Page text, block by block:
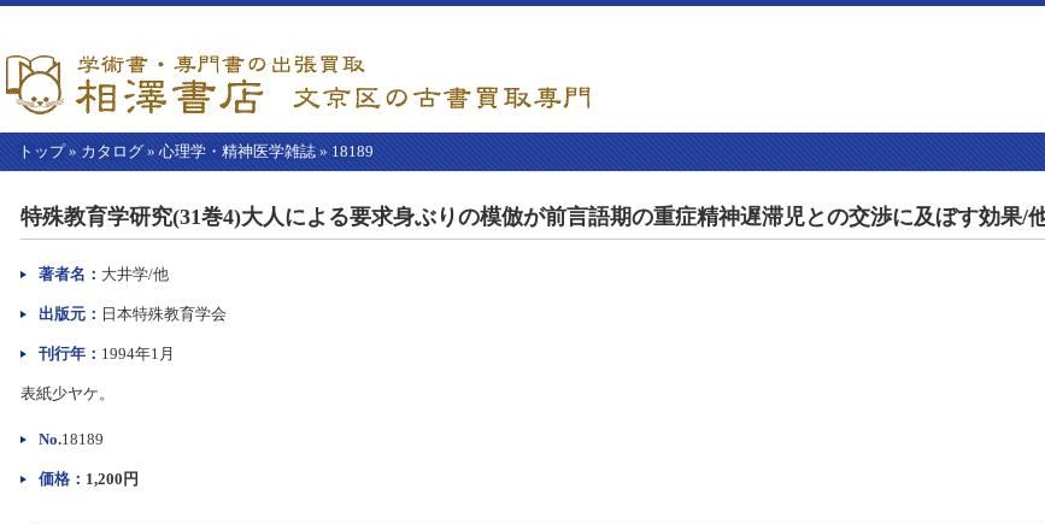
トップ» カタログ » 心理学・精神医学雑誌 » 18189
か
本
特殊教育学研究(31巻4)大人による要求身ぶりの模倣が前言語期の重症精神遅滞児との交渉に及ぼす効果/
著者名： 大井学/他
出版元： 日本特殊教育学会
刊行年： 1994年1月
表紙少ヤケ。
No.18189
価格： 1,200円